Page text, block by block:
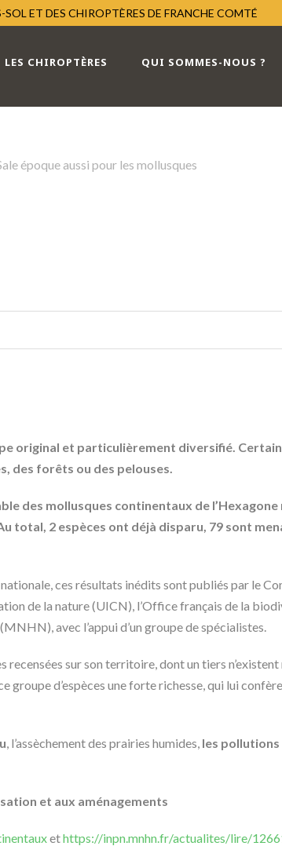
ET DES CHIROPTÈRES DE FRANCHE COMTÉ
LES CHIROPTÈRES QUI SOMMES-NOUS ?
époque aussi pour les mollusques
original et particulièrement diversifié.
des forêts ou des pelouses.
des mollusques continentaux de
total, 2 espèces ont déjà disparu, 79 sont
ces résultats inédits sont publiés par le
de la nature (UICN), l’Office français de la
avec l’appui d’un groupe de spécialistes.
recensées sur son territoire, dont un tiers
groupe d’espèces une forte richesse, qui lui
, l’assèchement des prairies humides, les
et aux aménagements
ethttps://inpn.mnhn.fr/actualites/lire/